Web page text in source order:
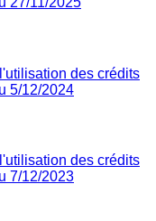
des crédits
5/12/2024
des crédits
7/12/2023